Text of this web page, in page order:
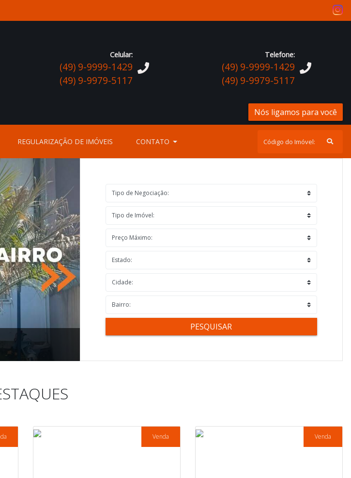
Celular:
(49) 9-9999-1429
(49) 9-9979-5117
Telefone:
(49) 9-9999-1429
(49) 9-9979-5117
Nós ligamos para você
REGULARIZAÇÃO DE IMÓVEIS CONTATO
PESQUISAR
Venda Venda